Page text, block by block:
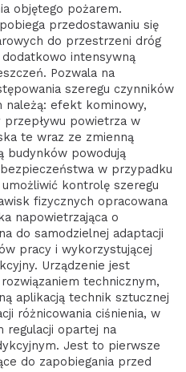
objętego pożarem.
przedostawaniu się
do przestrzeni dróg
intensywną
Pozwala na
szeregu czynników
należą: efekt kominowy,
powietrza w
te wraz ze zmienną
budynków powodują
w przypadku
kontrolę szeregu
fizycznych opracowana
napowietrzająca o
do samodzielnej adaptacji
pracy i wykorzystującej
Urządzenie jest
technicznym,
aplikacją technik sztucznej
różnicowania ciśnienia, w
regulacji opartej na
Jest to pierwsze
do zapobiegania przed